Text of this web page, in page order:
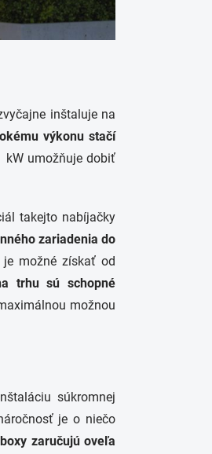
inštaluje na
výkonu stačí
kW umožňuje dobiť
takejto nabíjačky
zariadenia do
je možné získať od
trhu sú schopné
možnou
súkromnej
je o niečo
zaručujú oveľa